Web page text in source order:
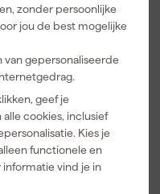
zonder persoonlijke
jou de best mogelijke
van gepersonaliseerde
geef je
cookies, inclusief
Kies je
functionele en
vind je in
Facom SL.151
Ratel - 1/2" -
Omschakelpal